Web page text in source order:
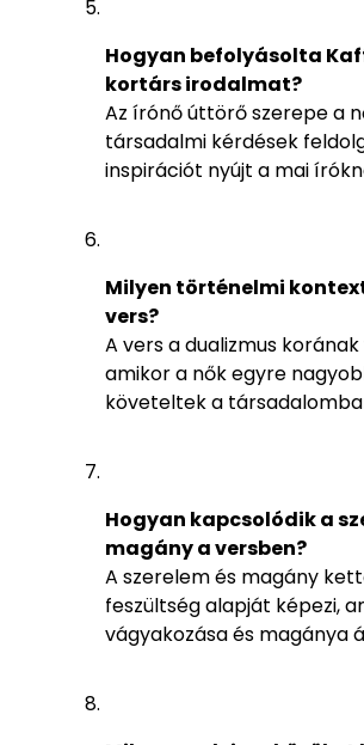
Hogyan befolyásolta
kortárs irodalmat?
Az írónő úttörő szerepe a
társadalmi kérdések
inspirációt nyújt a mai
Milyen történelmi
vers?
A vers a dualizmus
amikor a nők egyre
követeltek a
Hogyan kapcsolódik a
magány a versben?
A szerelem és magány
feszültség alapját képezi,
vágyakozása és magánya